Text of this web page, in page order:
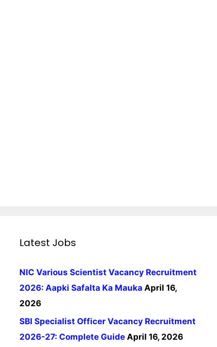
Latest Jobs
NIC Various Scientist Vacancy Recruitment
2026: Aapki Safalta Ka Mauka April 16,
2026
SBI Specialist Officer Vacancy Recruitment
2026-27: Complete Guide April 16, 2026